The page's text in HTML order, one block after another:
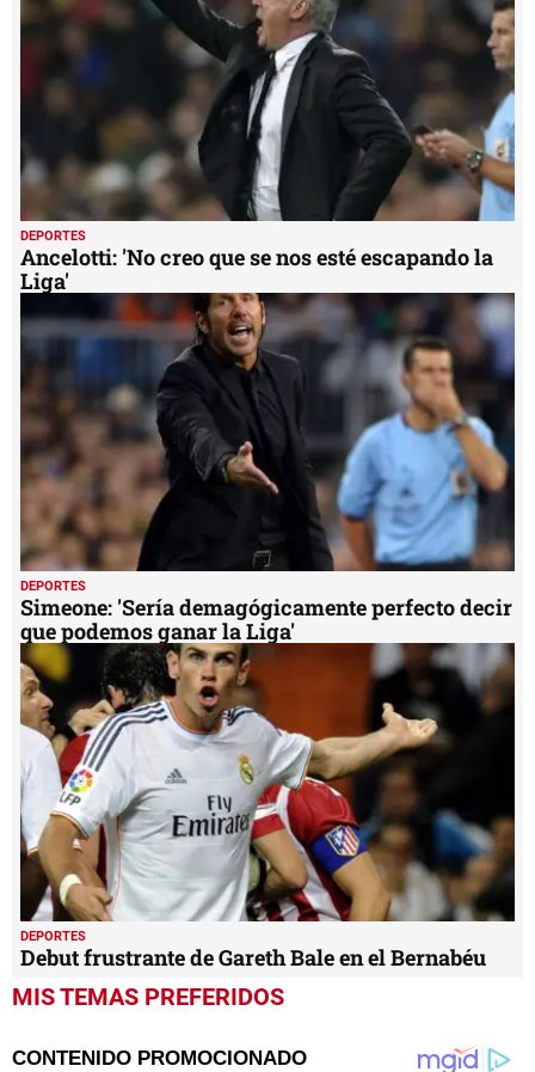
DEPORTES
Ancelotti: 'No creo que se nos esté escapando la
Liga'
DEPORTES
Simeone: 'Sería demagógicamente perfecto decir
que podemos ganar la Liga'
DEPORTES
Debut frustrante de Gareth Bale en el Bernabéu
MIS TEMAS PREFERIDOS